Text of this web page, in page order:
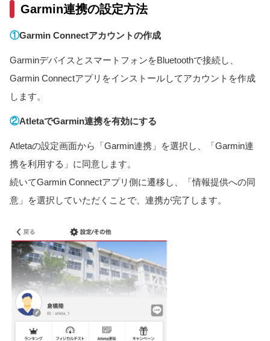
Garmin連携の設定方法
①Garmin Connectアカウントの作成
GarminデバイスとスマートフォンをBluetoothで接続し、
Garmin Connectアプリをインストールしてアカウントを作成
します。
②AtletaでGarmin連携を有効にする
Atletaの設定画面から「Garmin連携」を選択し、「Garmin連
携を利用する」に同意します。
続いてGarmin Connectアプリ側に遷移し、「情報提供への同
意」を選択していただくことで、連携が完了します。